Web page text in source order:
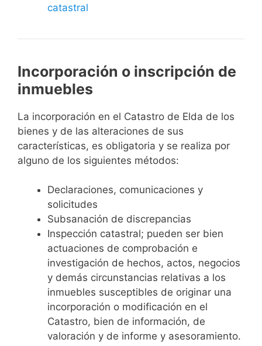
catastral
Incorporación o inscripción de
inmuebles
La incorporación en el Catastro de Elda de los
bienes y de las alteraciones de sus
características, es obligatoria y se realiza por
alguno de los siguientes métodos:
Declaraciones, comunicaciones y
solicitudes
Subsanación de discrepancias
Inspección catastral; pueden ser bien
actuaciones de comprobación e
investigación de hechos, actos, negocios
y demás circunstancias relativas a los
inmuebles susceptibles de originar una
incorporación o modificación en el
Catastro, bien de información, de
valoración y de informe y asesoramiento.